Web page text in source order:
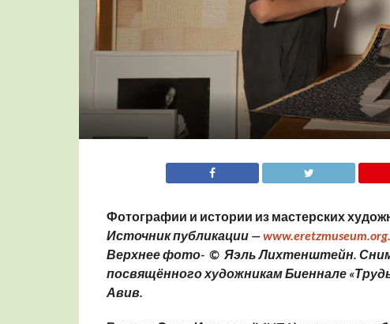
Фотографии и истории из мастерских
Источник публикации —
Верхнее фото- © Яэль Лихтенштейн.
посвящённого художникам Биеннале
Авив.